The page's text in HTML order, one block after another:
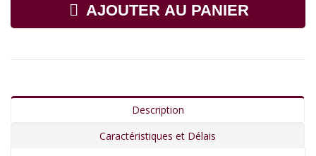
AJOUTER AU PANIER
Description
Caractéristiques et Délais